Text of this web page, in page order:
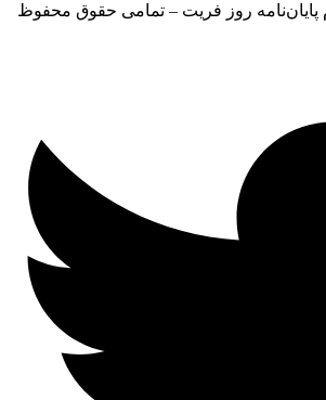
پایان‌نامه روز فریت – تمامی حقوق محفوظ